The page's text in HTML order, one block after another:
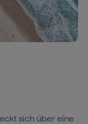
sich über eine